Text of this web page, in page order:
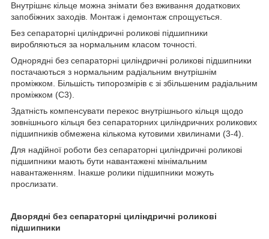
Внутрішнє кільце можна знімати без вживання додаткових
запобіжних заходів. Монтаж і демонтаж спрощується.
Без сепараторні циліндричні роликові підшипники
виробляються за нормальним класом точності.
Однорядні без сепараторні циліндричні роликові підшипники
постачаються з нормальним радіальним внутрішнім
проміжком. Більшість типорозмірів є зі збільшеним радіальним
проміжком (С3).
Здатність компенсувати перекос внутрішнього кільця щодо
зовнішнього кільця без сепараторних циліндричних роликових
підшипників обмежена кількома кутовими хвилинами (3-4).
Для надійної роботи без сепараторні циліндричні роликові
підшипники мають бути навантажені мінімальним
навантаженням. Інакше ролики підшипники можуть
прослизати.
Дворядні без сепараторні циліндричні роликові
підшипники